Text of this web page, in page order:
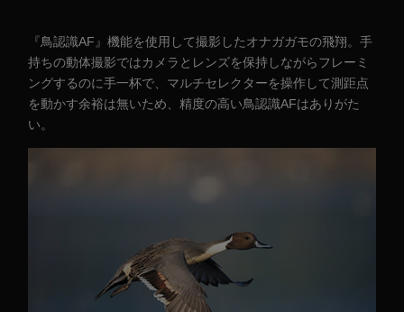
『鳥認識AF』機能を使用して撮影したオナガガモの飛翔。手
持ちの動体撮影ではカメラとレンズを保持しながらフレーミ
ングするのに手一杯で、マルチセレクターを操作して測距点
を動かす余裕は無いため、精度の高い鳥認識AFはありがた
い。